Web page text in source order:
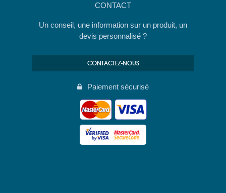
CONTACT
Un conseil, une information sur un produit, un
devis personnalisé ?
CONTACTEZ-NOUS
Paiement sécurisé